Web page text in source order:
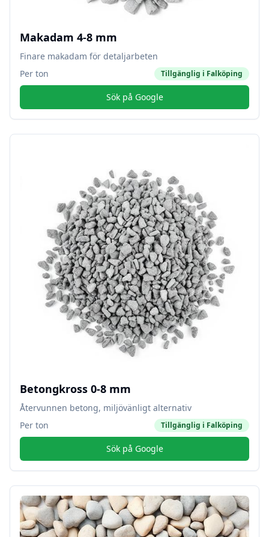
Makadam 4-8 mm
Finare makadam för detaljarbeten
Per ton
Tillgänglig i Falköping
Sök på Google
Betongkross 0-8 mm
Återvunnen betong, miljövänligt alternativ
Per ton
Tillgänglig i Falköping
Sök på Google